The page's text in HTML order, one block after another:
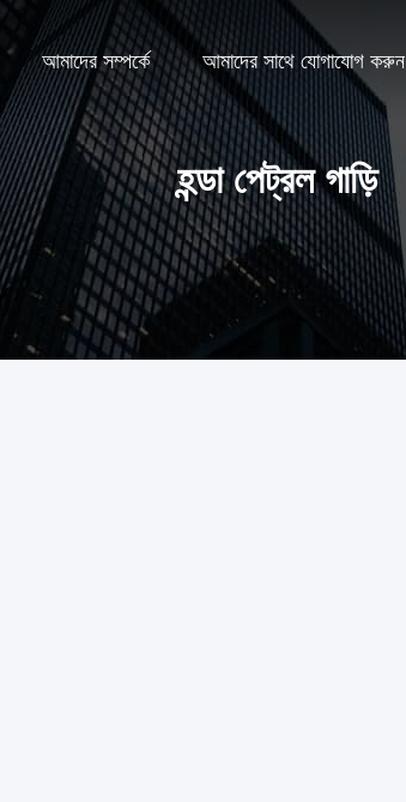
আমাদের সম্পর্কে আমাদের সাথে যোগাযোগ করুন
হন্ডা পেট্রল গাড়ি